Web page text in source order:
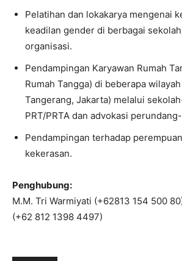
Pelatihan dan lokakarya mengenai
keadilan gender di berbagai
organisasi.
Pendampingan Karyawan Rumah
Rumah Tangga) di beberapa
Tangerang, Jakarta) melalui
PRT/PRTA dan advokasi
Pendampingan terhadap
kekerasan.
Penghubung:
M.M. Tri Warmiyati (+62813 154 500
(+62 812 1398 4497)